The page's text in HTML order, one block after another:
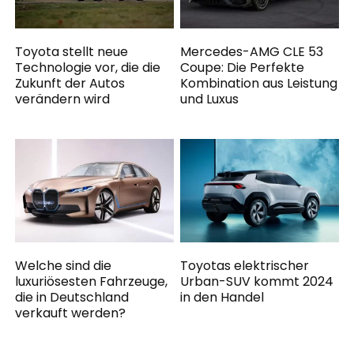
Toyota stellt neue
Technologie vor, die die
Zukunft der Autos
verändern wird
Mercedes-AMG CLE 53
Coupe: Die Perfekte
Kombination aus Leistung
und Luxus
Welche sind die
luxuriösesten Fahrzeuge,
die in Deutschland
verkauft werden?
Toyotas elektrischer
Urban-SUV kommt 2024
in den Handel